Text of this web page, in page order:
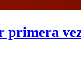
primera